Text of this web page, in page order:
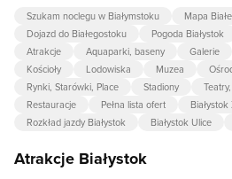
Szukam noclegu w Białymstoku
Mapa
Dojazd do Białegostoku
Pogoda Białystok
Atrakcje
Aquaparki, baseny Galerie
Kościoły
Lodowiska Muzea
Rynki, Starówki, Place
Stadiony
Restauracje
Pełna lista ofert
Białystok
Rozkład jazdy Białystok
Białystok Ulice
Atrakcje Białystok